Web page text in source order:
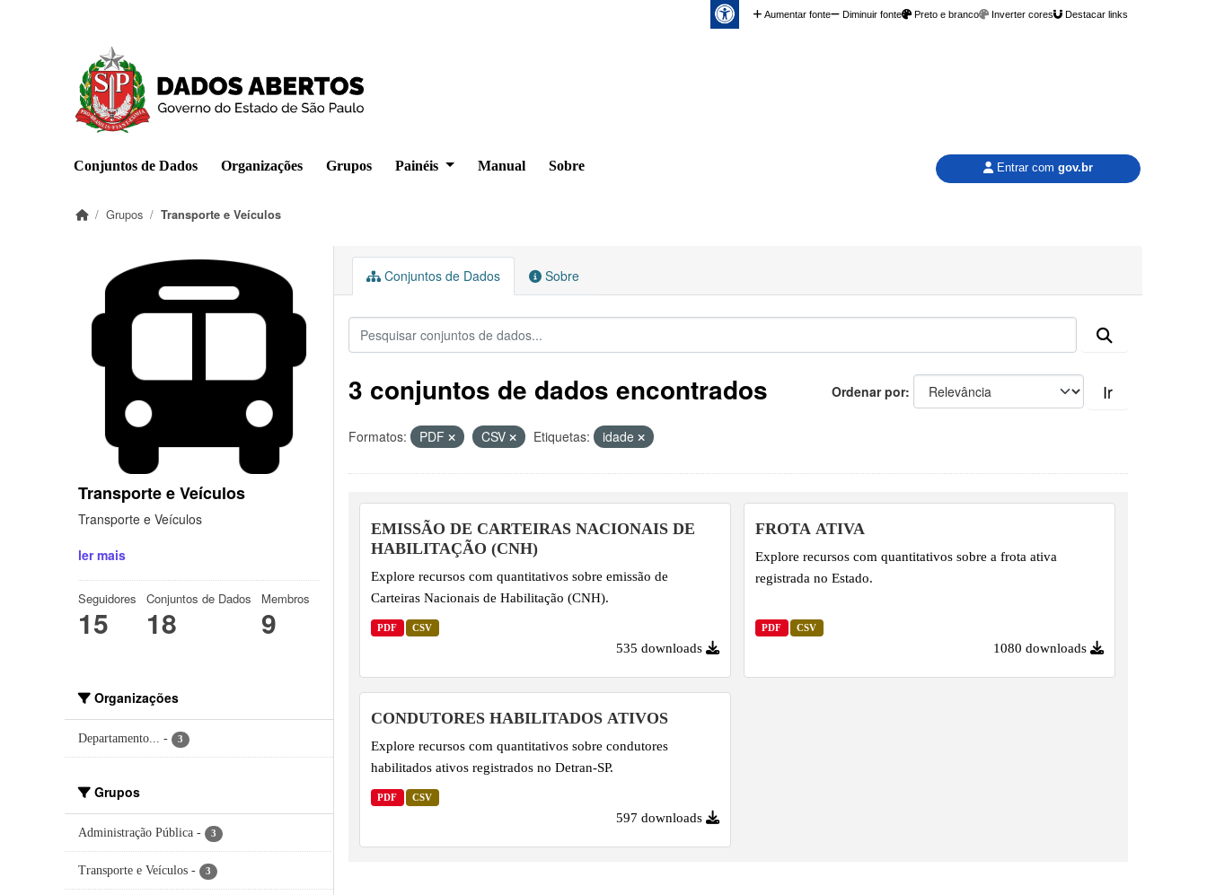
Aumentar fonte Diminuir fonte Preto e branco Inverter cores Destacar links
Conjuntos de Dados Organizações Grupos Painéis Manual Sobre Entrar com gov.br
Grupos Transporte e Veículos
Transporte e Veículos
Transporte e Veículos
ler mais
Seguidores
15
Conjuntos de Dados
18
Membros
9
Organizações
Departamento... - 3
Grupos
Administração Pública - 3
Transporte e Veículos - 3
Conjuntos de Dados Sobre
Ordenar por Ir
3 conjuntos de dados encontrados
Formatos: PDF CSV Etiquetas: idade
EMISSÃO DE CARTEIRAS NACIONAIS DE
HABILITAÇÃO (CNH)
Explore recursos com quantitativos sobre emissão de
Carteiras Nacionais de Habilitação (CNH).
PDF CSV
535 downloads
FROTA ATIVA
Explore recursos com quantitativos sobre a frota ativa
registrada no Estado.
PDF CSV
1080 downloads
CONDUTORES HABILITADOS ATIVOS
Explore recursos com quantitativos sobre condutores
habilitados ativos registrados no Detran-SP.
PDF CSV
597 downloads